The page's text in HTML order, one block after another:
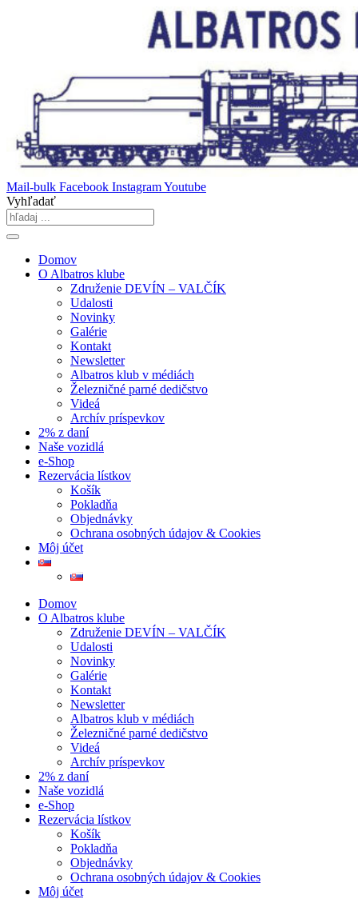
Mail-bulk Facebook InstagramYoutube
Vyhľadať
Domov
O Albatros klube
Združenie DEVÍN – VALČÍK
Udalosti
Novinky
Galérie
Kontakt
Newsletter
Albatros klub v médiách
Železničné parné dedičstvo
Videá
Archív príspevkov
2% z daní
Naše vozidlá
e-Shop
Rezervácia lístkov
Košík
Pokladňa
Objednávky
Ochrana osobných údajov & Cookies
Môj účet
Domov
O Albatros klube
Združenie DEVÍN – VALČÍK
Udalosti
Novinky
Galérie
Kontakt
Newsletter
Albatros klub v médiách
Železničné parné dedičstvo
Videá
Archív príspevkov
2% z daní
Naše vozidlá
e-Shop
Rezervácia lístkov
Košík
Pokladňa
Objednávky
Ochrana osobných údajov & Cookies
Môj účet